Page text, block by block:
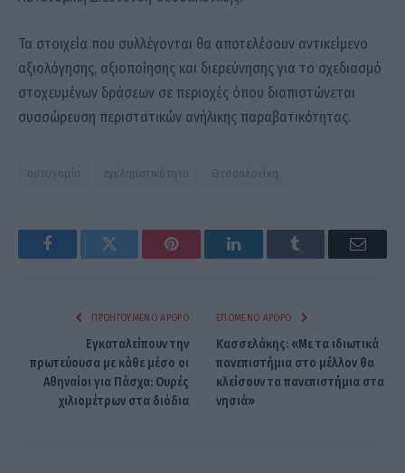
Τα στοιχεία που συλλέγονται θα αποτελέσουν αντικείμενο
αξιολόγησης, αξιοποίησης και διερεύνησης για το σχεδιασμό
στοχευμένων δράσεων σε περιοχές όπου διαπιστώνεται
συσσώρευση περιστατικών ανήλικης παραβατικότητας.
αστυνομία εγκληματικότητα Θεσσαλονίκη
FacebookTwitter Pinterest LinkedInTumblr Email
ΠΡΟΗΓΟΎΜΕΝΟ ΆΡΘΡΟ
Εγκαταλείπουν την
πρωτεύουσα με κάθε μέσο οι
Αθηναίοι για Πάσχα: Ουρές
χιλιομέτρων στα διόδια
ΕΠΌΜΕΝΟ ΆΡΘΡΟ
Κασσελάκης: «Με τα ιδιωτικά
πανεπιστήμια στο μέλλον θα
κλείσουν τα πανεπιστήμια στα
νησιά»